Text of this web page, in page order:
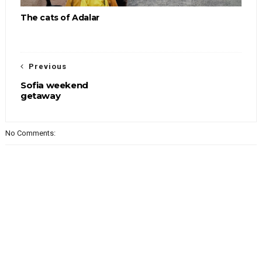
The cats of Adalar
Previous
Sofia weekend
getaway
No Comments: